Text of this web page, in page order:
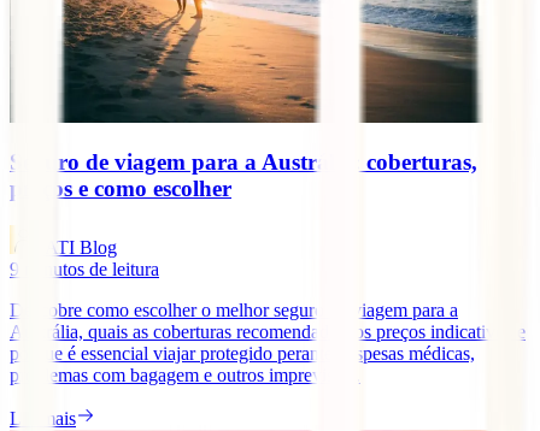
Seguro de viagem para a Austrália: coberturas,
preços e como escolher
IATI Blog
9
minutos de leitura
Descobre como escolher o melhor seguro de viagem para a
Austrália, quais as coberturas recomendadas, os preços indicativos e
porque é essencial viajar protegido perante despesas médicas,
problemas com bagagem e outros imprevistos.
Ler mais